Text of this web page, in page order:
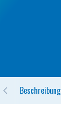
Beschreibung